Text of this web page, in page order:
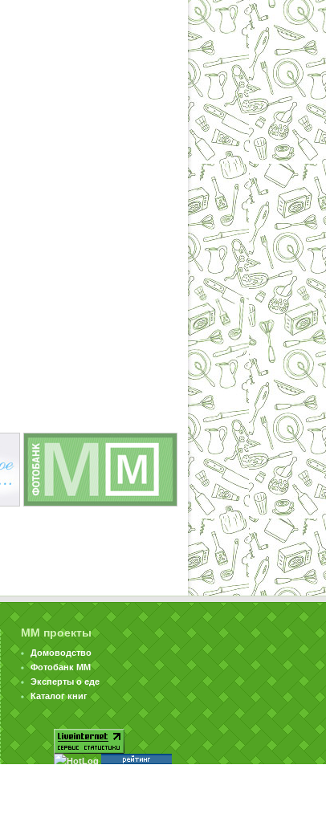
ММ проекты
Домоводство
Фотобанк ММ
Эксперты о еде
Каталог книг